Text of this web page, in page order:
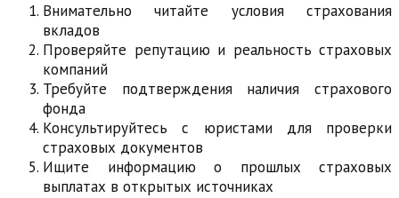
Внимательно читайте условия страхования
вкладов
Проверяйте репутацию и реальность страховых
компаний
Требуйте подтверждения наличия страхового
фонда
Консультируйтесь с юристами для проверки
страховых документов
Ищите информацию о прошлых страховых
выплатах в открытых источниках